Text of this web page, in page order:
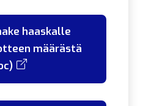
haaskalle
määrästä